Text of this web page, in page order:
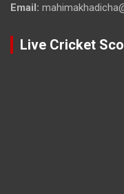
Email:
Live Cricket